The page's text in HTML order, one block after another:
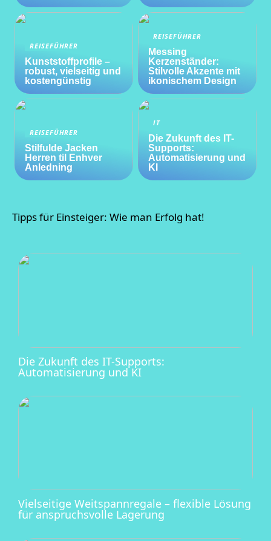
REISEFÜHRER
Kunststoffprofile –
robust, vielseitig und
kostengünstig
REISEFÜHRER
Messing
Kerzenständer:
Stilvolle Akzente mit
ikonischem Design
REISEFÜHRER
Stilfulde Jacken
Herren til Enhver
Anledning
IT
Die Zukunft des IT-
Supports:
Automatisierung und
KI
Tipps für Einsteiger: Wie man Erfolg hat!
Die Zukunft des IT-Supports:
Automatisierung und KI
Vielseitige Weitspannregale – flexible Lösung
für anspruchsvolle Lagerung